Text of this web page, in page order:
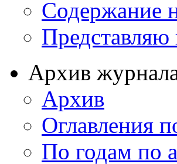
Содержание
Представляю
Архив
Архив
Оглавления
По годам по